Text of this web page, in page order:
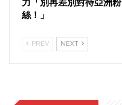
絲！」
PREV NEXT